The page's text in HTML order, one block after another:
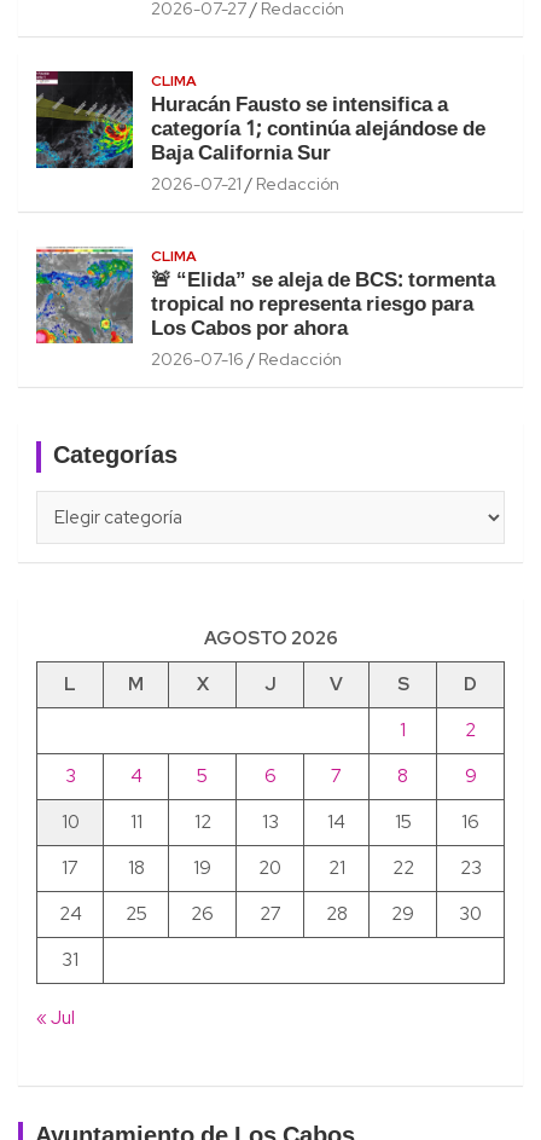
2026-07-27 Redacción
CLIMA
Huracán Fausto se intensifica a
categoría 1; continúa alejándose de
Baja California Sur
2026-07-21 Redacción
CLIMA
🚨 “Elida” se aleja de BCS: tormenta
tropical no representa riesgo para
Los Cabos por ahora
2026-07-16 Redacción
Categorías
AGOSTO 2026
L
M X J V S
D
1
2
3
4 5 6 7 8
9
10
11 12 13 14 15
16
17
18 19 20 21 22
23
24
25 26 27 28 29
30
31
« Jul